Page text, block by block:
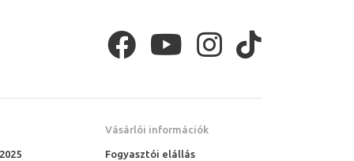
Vásárlói információk
Fogyasztói elállás